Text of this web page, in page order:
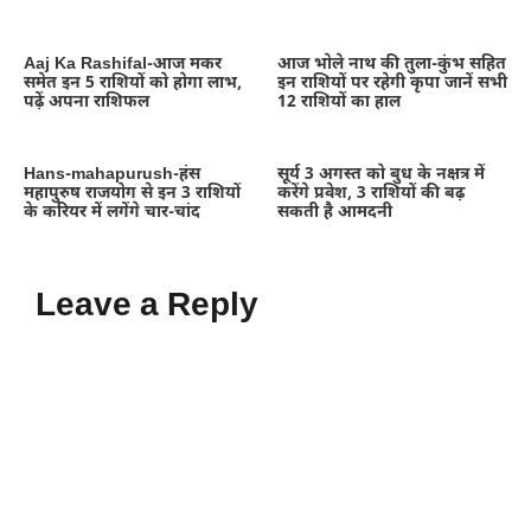
Aaj Ka Rashifal-आज मकर
समेत इन 5 राशियों को होगा लाभ,
पढ़ें अपना राशिफल
आज भोले नाथ की तुला-कुंभ सहित
इन राशियों पर रहेगी कृपा जानें सभी
12 राशियों का हाल
Hans-mahapurush-हंस
महापुरुष राजयोग से इन 3 राशियों
के करियर में लगेंगे चार-चांद
सूर्य 3 अगस्त को बुध के नक्षत्र में
करेंगे प्रवेश, 3 राशियों की बढ़
सकती है आमदनी
Leave a Reply